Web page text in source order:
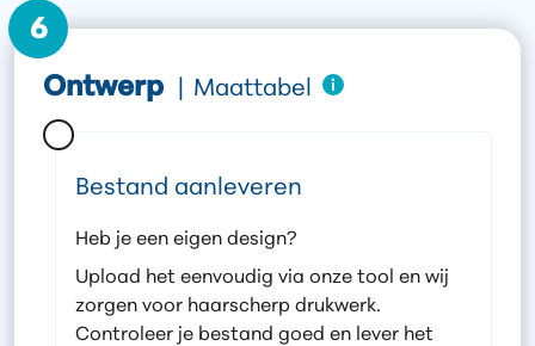
6
Ontwerp
Maattabel
Bestand aanleveren
Heb je een eigen design?
Upload het eenvoudig via onze tool en wij
zorgen voor haarscherp drukwerk.
Controleer je bestand goed en lever het